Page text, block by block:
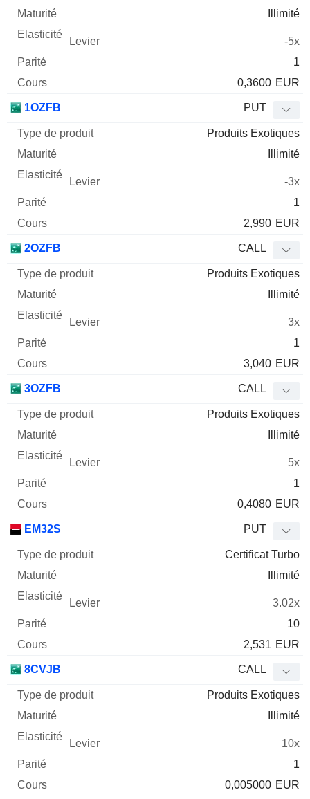
Illimité
-5x
1
0,3600 EUR
1OZFB PUT
Produits Exotiques
Illimité
-3x
1
2,990 EUR
2OZFB CALL
Produits Exotiques
Illimité
3x
1
3,040 EUR
3OZFB CALL
Produits Exotiques
Illimité
5x
1
0,4080 EUR
EM32S PUT
Certificat Turbo
Illimité
3.02x
10
2,531 EUR
8CVJB CALL
Produits Exotiques
Illimité
10x
1
0,005000 EUR